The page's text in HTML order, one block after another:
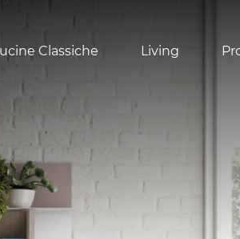
Classiche Living